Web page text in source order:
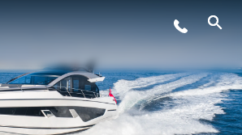
STYL ŻYCIA